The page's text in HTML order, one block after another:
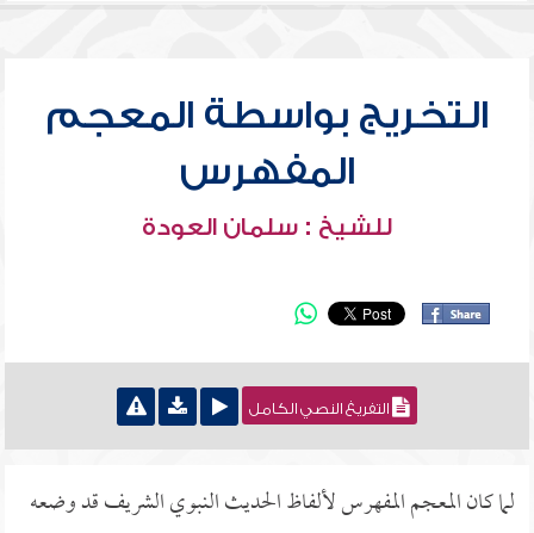
التخريج بواسطة المعجم
المفهرس
للشيخ : سلمان العودة
التفريغ النصي الكامل
لما كان المعجم المفهرس لألفاظ الحديث النبوي الشريف قد وضعه